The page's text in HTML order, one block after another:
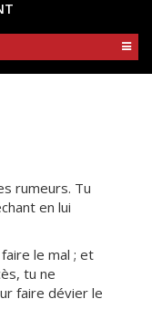
rumeurs. Tu
en lui
le mal ; et
tu ne
faire dévier le